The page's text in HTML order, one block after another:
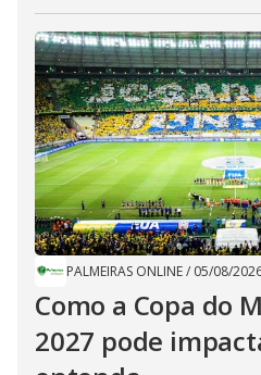
PALMEIRAS ONLINE/ 05/08/
Como a Copa do
2027 pode